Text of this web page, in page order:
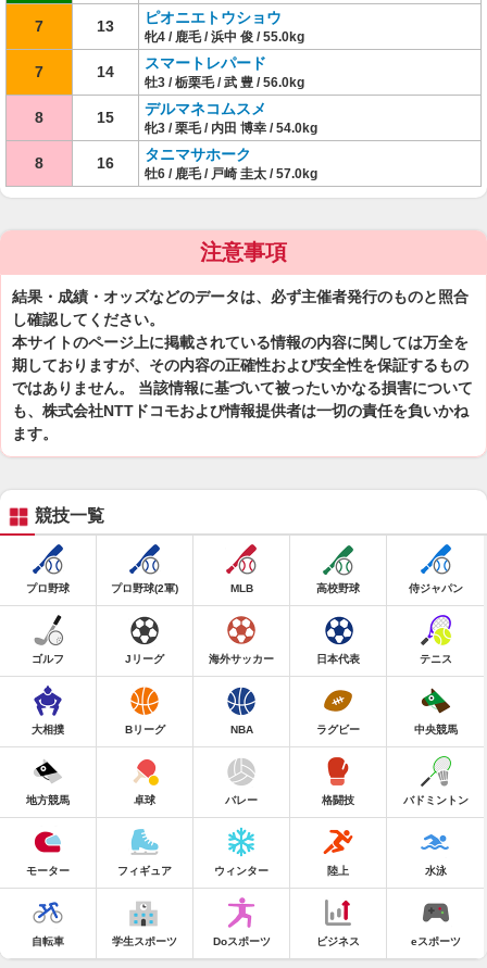
7 13 ピオニエトウショウ
牝4 / 鹿毛 / 浜中 俊 / 55.0kg
7 14 スマートレパード
牡3 / 栃栗毛 / 武 豊 / 56.0kg
8 15 デルマネコムスメ
牝3 / 栗毛 / 内田 博幸 / 54.0kg
8 16 タニマサホーク
牡6 / 鹿毛 / 戸崎 圭太 / 57.0kg
注意事項
結果・成績・オッズなどのデータは、必ず主催者発行のものと照合
し確認してください。
本サイトのページ上に掲載されている情報の内容に関しては万全を
期しておりますが、その内容の正確性および安全性を保証するもの
ではありません。 当該情報に基づいて被ったいかなる損害について
も、株式会社NTTドコモおよび情報提供者は一切の責任を負いかね
ます。
競技一覧
プロ野球 プロ野球(2軍) MLB 高校野球 侍ジャパン
ゴルフ Jリーグ 海外サッカー 日本代表 テニス
大相撲 Bリーグ NBA ラグビー 中央競馬
地方競馬 卓球 バレー 格闘技 バドミントン
モーター フィギュア ウィンター 陸上 水泳
自転車 学生スポーツ Doスポーツ ビジネス eスポーツ